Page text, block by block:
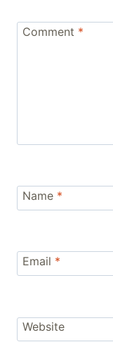
Comment *
Name *
Email *
Website